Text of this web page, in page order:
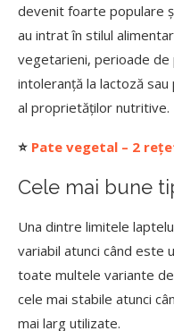
devenit foarte populare
au intrat în stilul
vegetarieni, perioade de
intoleranță la lactoză
al proprietăților nutritive.
⭐ Pate vegetal – 2
Cele mai bune
Una dintre limitele
variabil atunci când este
toate multele variante
cele mai stabile atunci
mai larg utilizate.